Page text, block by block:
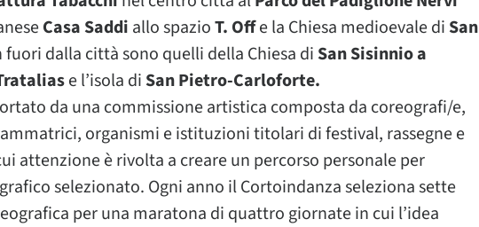
Casa Saddi allo spazioT. Offe la Chiesa medioevale di San
dalla città sono quelli della Chiesa di San Sisinnio a
e l’isola di San Pietro-Carloforte.
da una commissione artistica composta da coreografi/e,
organismi e istituzioni titolari di festival, rassegne e
attenzione è rivolta a creare un percorso personale per
selezionato. Ogni anno il Cortoindanza seleziona sette
per una maratona di quattro giornate in cui l’idea